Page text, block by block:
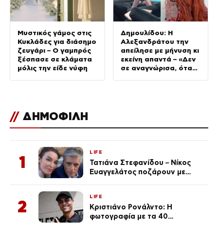
Μυστικός γάμος στις
Κυκλάδες για διάσημο
ζευγάρι – Ο γαμπρός
ξέσπασε σε κλάματα
μόλις την είδε νύφη
Δημουλίδου: Η
Αλεξανδράτου την
απείλησε με μήνυση κι
εκείνη απαντά – «Δεν
σε αναγνώρισα, όταν
// ΔΗΜΟΦΙΛΗ
1
LIFE
Τατιάνα Στεφανίδου – Νίκος
Ευαγγελάτος ποζάρουν με
2
LIFE
Κριστιάνο Ρονάλντο: Η
φωτογραφία με τα 40